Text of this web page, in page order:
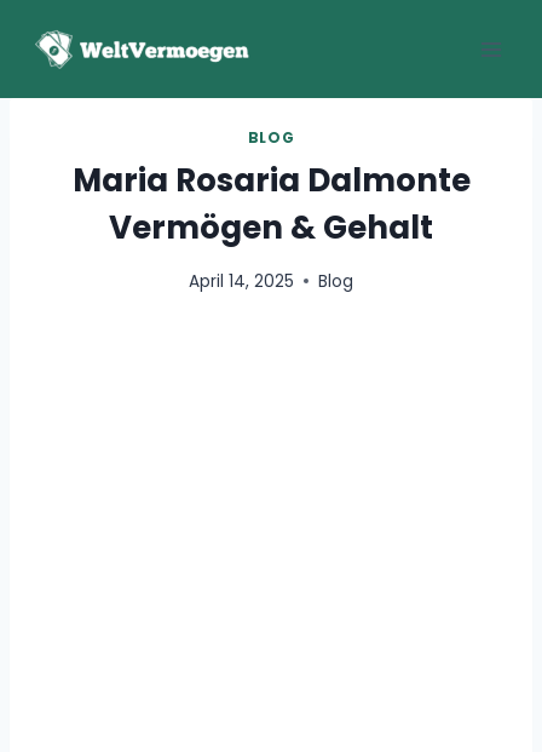
Inhalt
BLOG
Maria Rosaria Dalmonte
Vermögen & Gehalt
April 14, 2025 Blog